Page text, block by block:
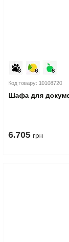
Код товару: 10108720
Шафа для
6.705 грн